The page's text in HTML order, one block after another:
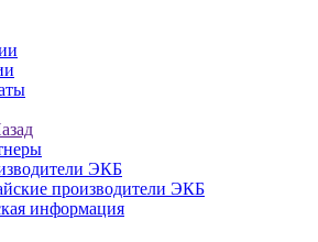
ЭКБ
производители ЭКБ
информация